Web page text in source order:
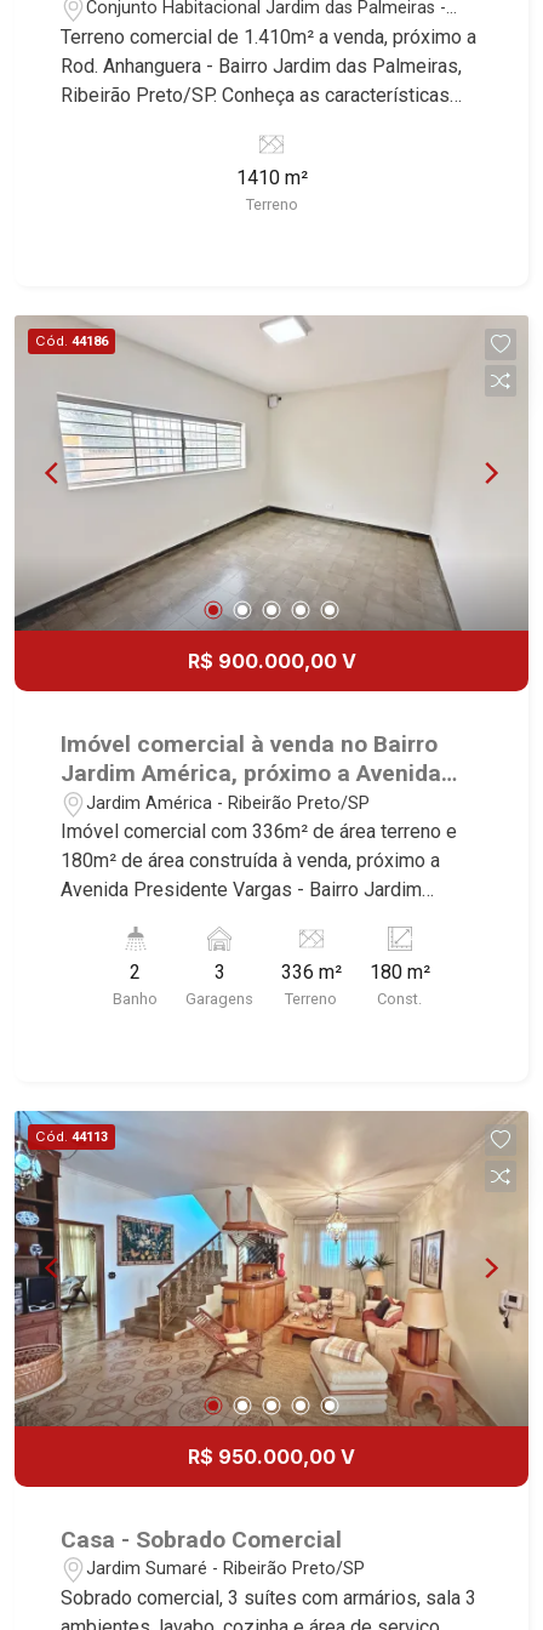
Conjunto Habitacional Jardim das Palmeiras -
Ribeirão Preto/SP
Terreno comercial de 1.410m² a venda, próximo a
Rod. Anhanguera - Bairro Jardim das Palmeiras,
Ribeirão Preto/SP. Conheça as características
terreno - Esquina - Irregular Martinelli Imobiliária,
referência no mercado imobiliário desde 2000.
1410 m²
Terreno
Cód. 44186
R$ 900.000,00 V
Imóvel comercial à venda no Bairro
Jardim América, próximo a Avenida
Presidente Vargas - Ribeirão Preto/SP.
Jardim América - Ribeirão Preto/SP
Imóvel comercial com 336m² de área terreno e
180m² de área construída à venda, próximo a
Avenida Presidente Vargas - Bairro Jardim
características deste imóvel que a Martinelli
Imobiliária selecionou para você: - 301m² de área
terreno e 195m² de área construída - Recepção -
Especialistas em Venda, Locação e
Lançamentos! Avenida João Fiúsa, 1051 - Alto da
Boa Vista | Ribeirão Preto.
2
Banho
3
Garagens
336 m²
Terreno
180 m²
Const.
Cód. 44113
R$ 950.000,00 V
Casa - Sobrado Comercial
Jardim Sumaré - Ribeirão Preto/SP
Sobrado comercial, 3 suítes com armários, sala 3